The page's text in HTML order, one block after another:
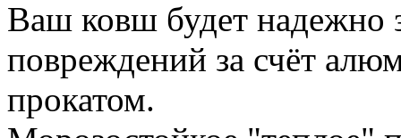
Ваш ковш будет надежно
повреждений за счёт
прокатом.